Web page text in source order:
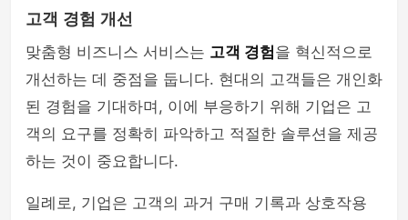
고객 경험 개선
맞춤형 비즈니스 서비스는 고객 경험을 혁신적으로
개선하는 데 중점을 둡니다. 현대의 고객들은 개인화
된 경험을 기대하며, 이에 부응하기 위해 기업은 고
객의 요구를 정확히 파악하고 적절한 솔루션을 제공
하는 것이 중요합니다.
일례로, 기업은 고객의 과거 구매 기록과 상호작용